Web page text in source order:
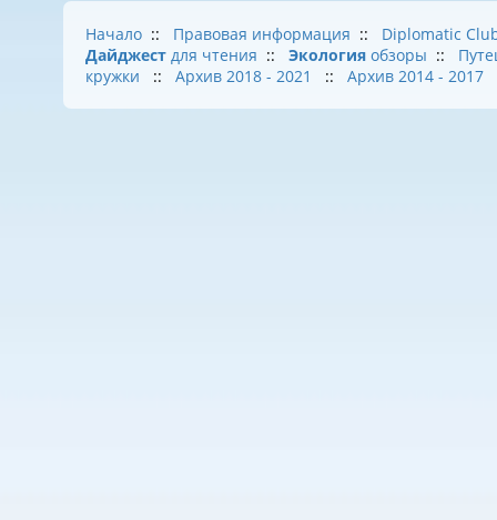
Начало :: Правовая информация :: Diplomatic
Дайджест для чтения :: Экология обзоры ::
кружки
:: Архив 2018 - 2021 :: Архив 2014 - 2017